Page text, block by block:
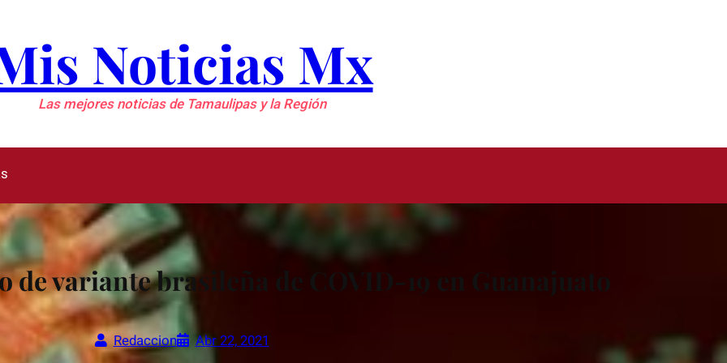
Noticias Mx
Las mejores noticias de Tamaulipas y la Región
variante brasileña de COVID-19 en Guanajuato
Redaccion Abr 22, 2021